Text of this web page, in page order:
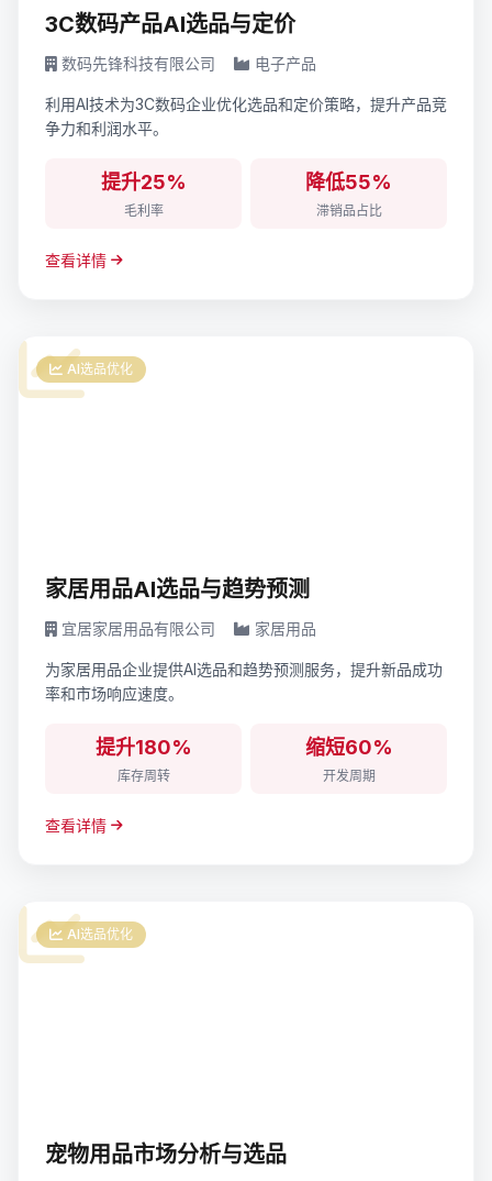
3C数码产品AI选品与定价
数码先锋科技有限公司 电子产品
利用AI技术为3C数码企业优化选品和定价策略，提升产品竞
争力和利润水平。
提升25%
毛利率
降低55%
滞销品占比
查看详情
AI选品优化
家居用品AI选品与趋势预测
宜居家居用品有限公司 家居用品
为家居用品企业提供AI选品和趋势预测服务，提升新品成功
率和市场响应速度。
提升180%
库存周转
缩短60%
开发周期
查看详情
AI选品优化
宠物用品市场分析与选品